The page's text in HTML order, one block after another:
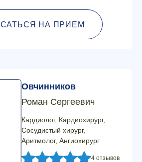
НА ПРИЕМ
Овчинников
Роман Сергеевич
Кардиолог, Кардиохирург,
Сосудистый хирург,
Аритмолог, Ангиохирург
4 отзывов